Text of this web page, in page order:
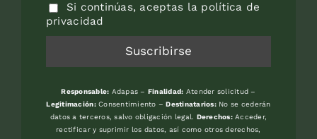
Si continúas, aceptas la política de
privacidad
Responsable: Adapas – Finalidad: Atender solicitud –
Legitimación:Consentimiento – Destinatarios:No se cederán
datos a terceros, salvo obligación legal. Derechos:Acceder,
rectificar y suprimir los datos, así como otros derechos,